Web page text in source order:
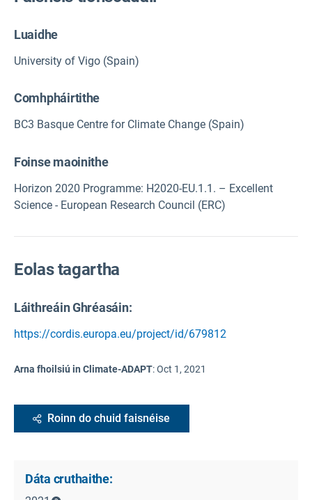
Luaidhe
University of Vigo (Spain)
Comhpháirtithe
BC3 Basque Centre for Climate Change (Spain)
Foinse maoinithe
Horizon 2020 Programme: H2020-EU.1.1. – Excellent
Science - European Research Council (ERC)
Eolas tagartha
Láithreáin Ghréasáin:
https://cordis.europa.eu/project/id/679812
Arna fhoilsiú in Climate-ADAPT:Oct 1, 2021
Roinn do chuid faisnéise
Dáta cruthaithe: